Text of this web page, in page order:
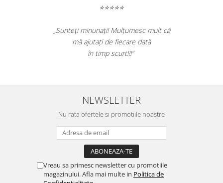
Accesorii pentru protectia muncii
Sosete de lucru
Comunicare si prezentare
Ecrane Interactive
Sisteme de afisare
Accesorii prezentare
⭐⭐⭐⭐⭐
„Sunteți minunați! Mulțumesc mult că
mă ajutați de fiecare dată
în timp scurt!!!”
NEWSLETTER
Nu rata ofertele si promotiile noastre
Vreau sa primesc newsletter cu promotiile
magazinului. Afla mai multe in Politica de